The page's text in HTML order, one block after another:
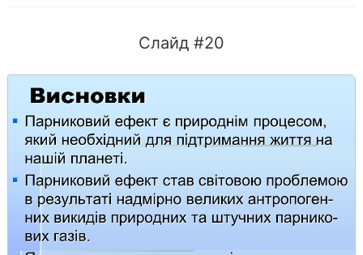
Слайд #20